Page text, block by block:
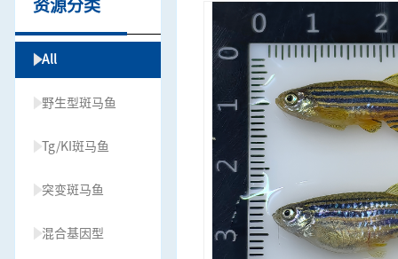
资源分类
All
野生型斑马鱼
Tg/KI斑马鱼
突变斑马鱼
混合基因型